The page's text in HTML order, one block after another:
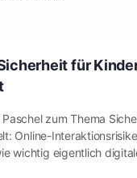
für
zum Thema
Online-
wichtig eigentlich